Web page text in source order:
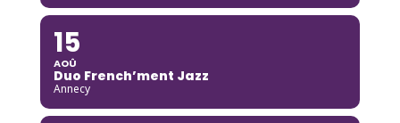
15
AOÛ
Duo French’ment Jazz
Annecy